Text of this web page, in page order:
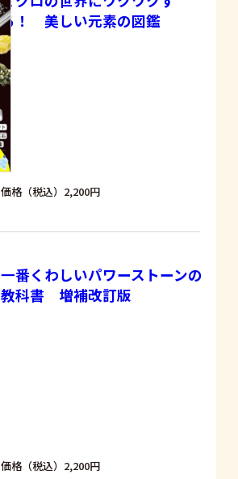
る！ 美しい元素の図鑑
価格（税込）2,200円
一番くわしいパワーストーンの
教科書 増補改訂版
価格（税込）2,200円